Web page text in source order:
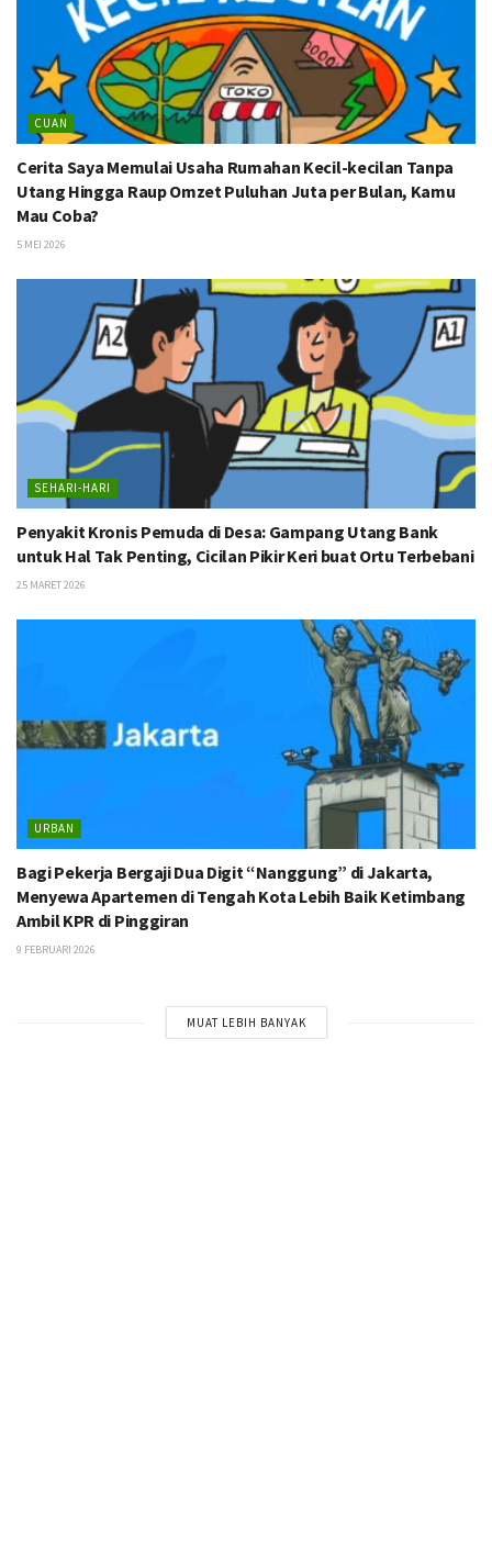
CUAN
Cerita Saya Memulai Usaha Rumahan Kecil-kecilan Tanpa
Utang Hingga Raup Omzet Puluhan Juta per Bulan, Kamu
Mau Coba?
5 MEI 2026
SEHARI-HARI
Penyakit Kronis Pemuda di Desa: Gampang Utang Bank
untuk Hal Tak Penting, Cicilan Pikir Keri buat Ortu Terbebani
25 MARET 2026
URBAN
Bagi Pekerja Bergaji Dua Digit “Nanggung” di Jakarta,
Menyewa Apartemen di Tengah Kota Lebih Baik Ketimbang
Ambil KPR di Pinggiran
9 FEBRUARI 2026
MUAT LEBIH BANYAK